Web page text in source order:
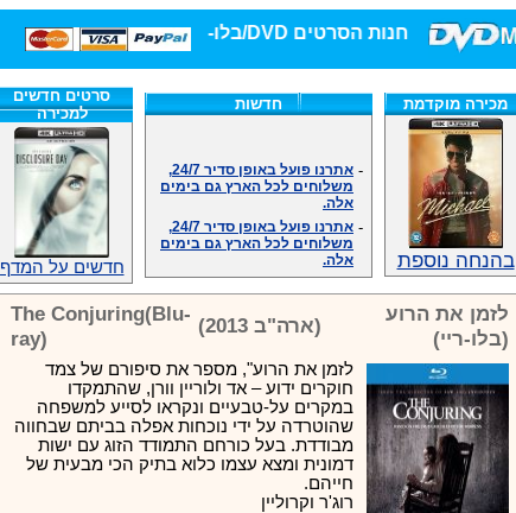
חנות הסרטים DVD/בלו-ריי/3D הגדולה ביותר!
מכירה מוקדמת
בהנחה נוספת
חדשות
משלוחים לכל הארץ גם בימים
אלה.
משלוחים לכל הארץ גם בימים
אלה.
אנחנו כאן לכול שאלה וזמינים
במענה הטלפוני שלנו.ובמייל
.האתר לרשותכם פעיל 24/7
מענה טלפוני: 09-7652392
זמינים במייל ובטלפון. האתר
לרשותכם פעיל 24/7
צוות דיוידי מאסטר ישיר.
אנחנו כאן לכול שאלה וזמינים
במענה הטלפוני שלנו.ובמייל
.האתר לרשותכם 24/7
מענה טלפוני: 09-7652392
סרטים חדשים
למכירה
חדשים על המדף
לזמן את הרוע
(בלו-ריי)
(ארה"ב 2013)
The Conjuring(Blu-
ray)
לזמן את הרוע", מספר את סיפורם של צמד
חוקרים ידוע – אד ולוריין וורן, שהתמקדו
במקרים על-טבעיים ונקראו לסייע למשפחה
שהוטרדה על ידי נוכחות אפלה בביתם שבחווה
מבודדת. בעל כורחם התמודד הזוג עם ישות
דמונית ומצא עצמו כלוא בתיק הכי מבעית של
חייהם.
רוג'ר וקרוליין